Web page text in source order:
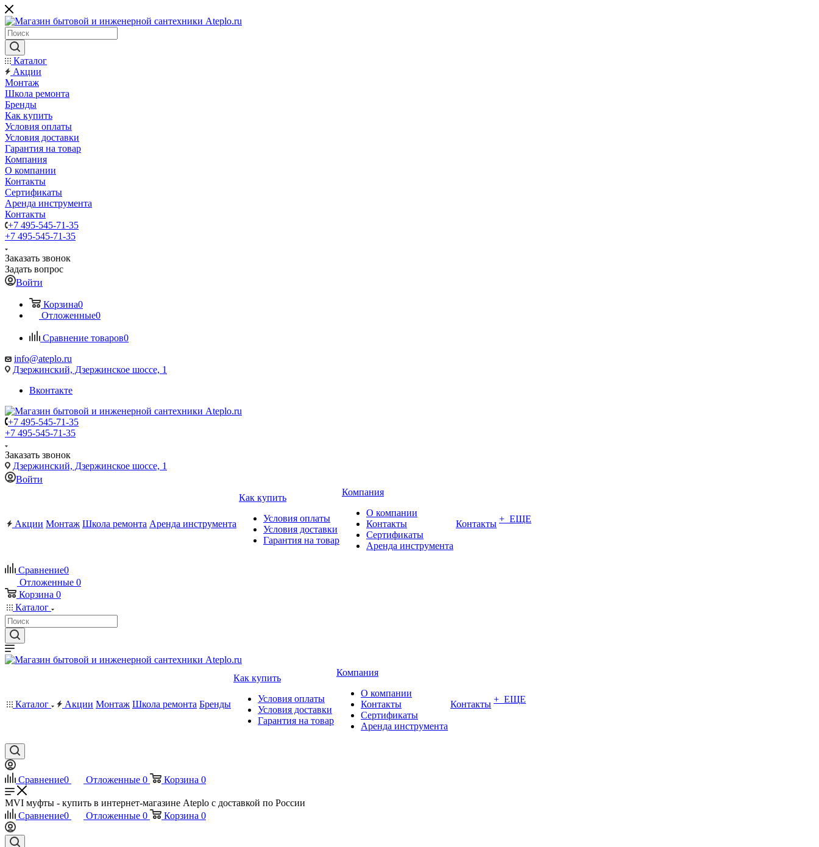
Каталог
Акции
Монтаж
Школа ремонта
Бренды
Как купить
Условия оплаты
Условия доставки
Гарантия на товар
Компания
О компании
Контакты
Сертификаты
Аренда инструмента
Контакты
+7 495-545-71-35
+7 495-545-71-35
Заказать звонок
Задать вопрос
Войти
Корзина0
Отложенные0
Сравнение товаров0
info@ateplo.ru
Дзержинский, Дзержинское шоссе, 1
Вконтакте
+7 495-545-71-35
+7 495-545-71-35
Заказать звонок
Дзержинский, Дзержинское шоссе, 1
Войти
Акции Монтаж Школа ремонта Аренда инструмента
Как купить
Условия оплаты
Условия доставки
Гарантия на товар
Компания
О компании
Контакты
Сертификаты
Аренда инструмента
Контакты + ЕЩЕ
Сравнение0
Отложенные 0
Корзина 0
Каталог
Каталог Акции Монтаж Школа ремонта Бренды
Как купить
Условия оплаты
Условия доставки
Гарантия на товар
Компания
О компании
Контакты
Сертификаты
Аренда инструмента
Контакты + ЕЩЕ
Сравнение0 Отложенные 0 Корзина 0
MVI муфты - купить в интернет-магазине Ateplo с доставкой по России
Сравнение0 Отложенные 0 Корзина 0